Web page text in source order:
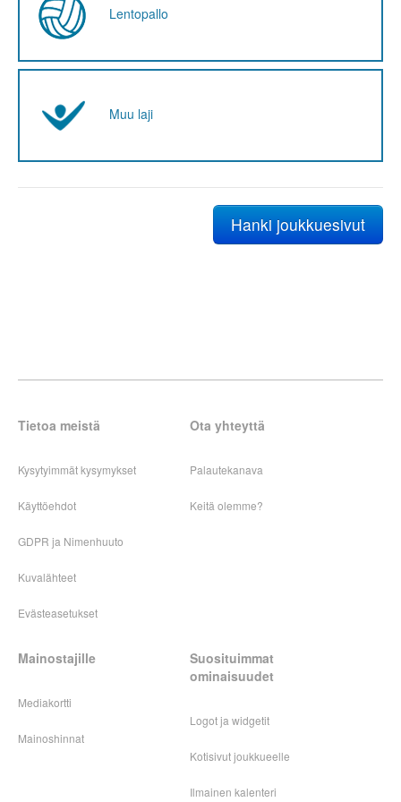
Lentopallo
Muu laji
Hanki joukkuesivut
Tietoa meistä
Kysytyimmät kysymykset
Käyttöehdot
GDPR ja Nimenhuuto
Kuvalähteet
Evästeasetukset
Ota yhteyttä
Palautekanava
Keitä olemme?
Mainostajille
Mediakortti
Mainoshinnat
Suosituimmat
ominaisuudet
Logot ja widgetit
Kotisivut joukkueelle
Ilmainen kalenteri